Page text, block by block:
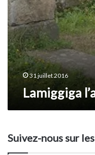
31 juillet 2016
Lamiggiga
Suivez-nous sur